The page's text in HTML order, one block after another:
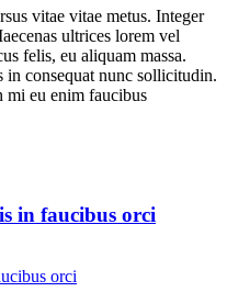
vitae vitae metus. Integer
ultrices lorem vel
felis, eu aliquam massa.
in consequat nunc sollicitudin.
mi eu enim faucibus
in faucibus orci